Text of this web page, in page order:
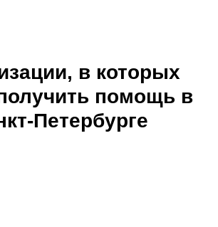
в которых
помощь в
Петербурге